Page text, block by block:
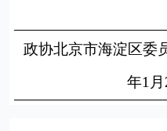
政协北京市海淀区
年1 月